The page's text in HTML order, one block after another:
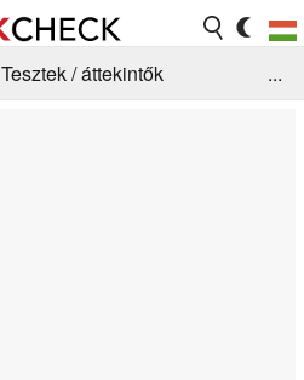
Tesztek / áttekintők
...